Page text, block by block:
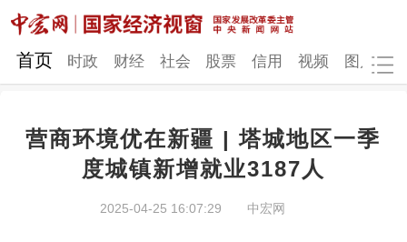
网站地图
财经 社会
图片
首页 时政 财经 社会 股票 信用 视频 图片
营商环境优在新疆 | 塔城地区一季
度城镇新增就业3187人
2025-04-25 16:07:29 中宏网